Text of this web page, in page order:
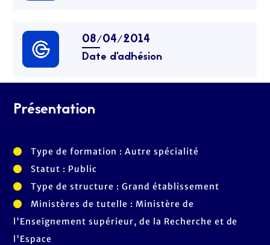
08/04/2014
Date d’adhésion
Présentation
Type de formation : Autre spécialité
Statut : Public
Type de structure : Grand établissement
Ministères de tutelle : Ministère de
l'Enseignement supérieur, de la Recherche et de
l'Espace